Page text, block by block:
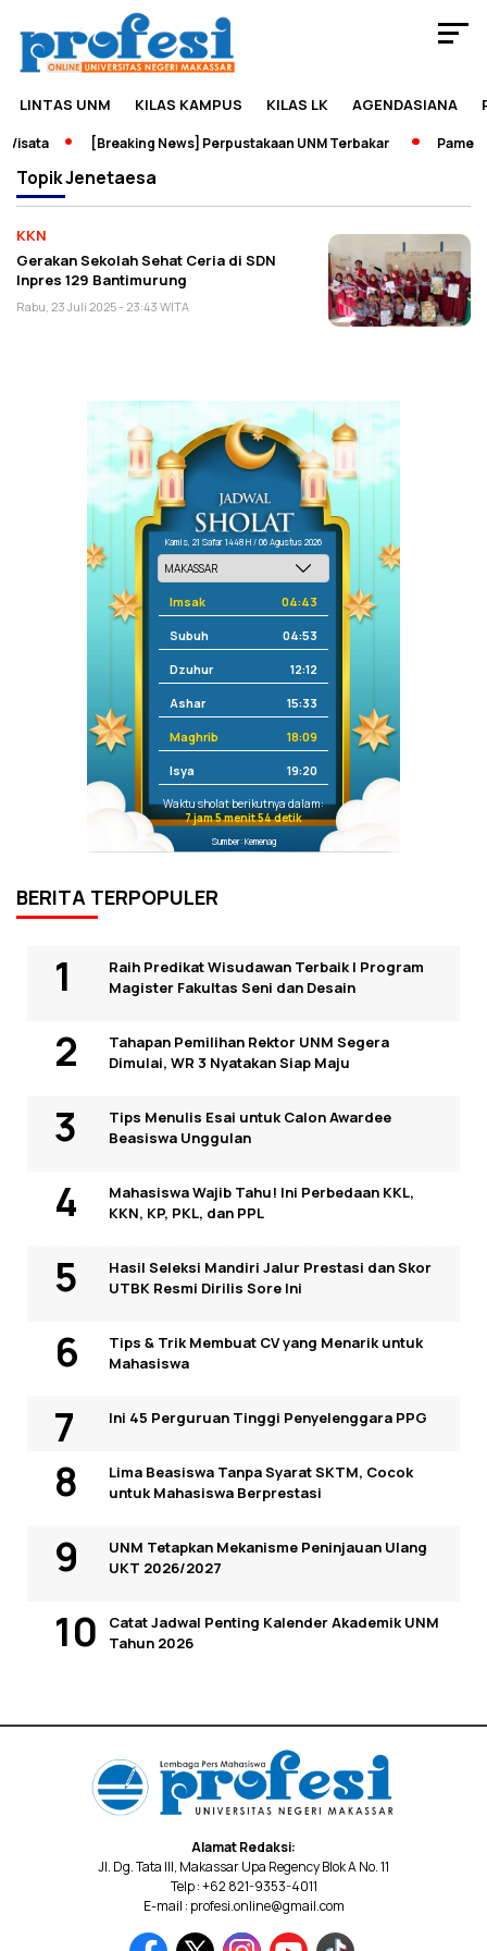
LINTAS UNM KILAS KAMPUS KILAS LK AGENDASIANA
[Breaking News] Perpustakaan UNM Terbakar
TopikJenetaesa
KKN
Gerakan Sekolah Sehat Ceria di SDN
Inpres 129 Bantimurung
Rabu, 23 Juli 2025 - 23:43 WITA
Kamis, 21 Safar 1448 H / 06 Agustus 2026
Imsak 04:43
Subuh 04:53
Dzuhur 12:12
Ashar 15:33
Maghrib 18:09
Isya 19:20
Waktu sholat berikutnya dalam:
7 jam 5 menit 54 detik
Sumber: Kemenag
BERITA TERPOPULER
Raih Predikat Wisudawan Terbaik I Program
Magister Fakultas Seni dan Desain
Tahapan Pemilihan Rektor UNM Segera
Dimulai, WR 3 Nyatakan Siap Maju
Tips Menulis Esai untuk Calon Awardee
Beasiswa Unggulan
Mahasiswa Wajib Tahu! Ini Perbedaan KKL,
KKN, KP, PKL, dan PPL
Hasil Seleksi Mandiri Jalur Prestasi dan Skor
UTBK Resmi Dirilis Sore Ini
Tips & Trik Membuat CV yang Menarik untuk
Mahasiswa
Ini 45 Perguruan Tinggi Penyelenggara PPG
Lima Beasiswa Tanpa Syarat SKTM, Cocok
untuk Mahasiswa Berprestasi
UNM Tetapkan Mekanisme Peninjauan Ulang
UKT 2026/2027
Catat Jadwal Penting Kalender Akademik UNM
Tahun 2026
Alamat Redaksi:
Jl. Dg. Tata III, Makassar Upa Regency Blok A No. 11
Telp : +62 821-9353-4011
E-mail : profesi.online@gmail.com